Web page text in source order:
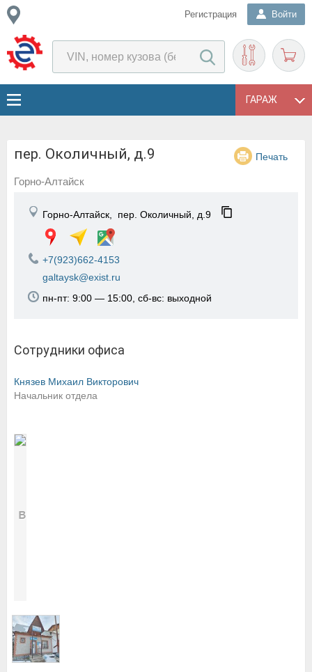
Регистрация Войти
ГАРАЖ
пер. Околичный, д.9 Печать
Горно-Алтайск
Горно-Алтайск, пер. Околичный, д.9
+7(923)662-4153
galtaysk@exist.ru
пн-пт: 9:00 — 15:00, сб-вс: выходной
Сотрудники офиса
Князев Михаил Викторович
Начальник отдела